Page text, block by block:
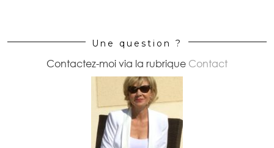
Une question ?
Contactez-moi via la rubrique Contact